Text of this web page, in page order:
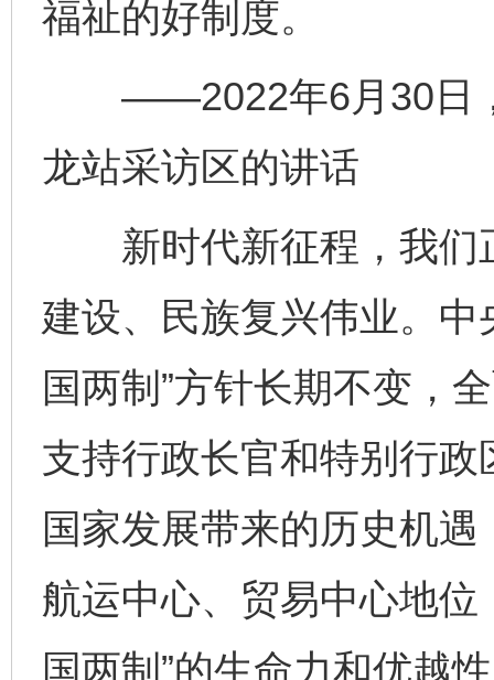
福祉的好制度。
——2022年6月30日，
龙站采访区的讲话
新时代新征程，我们
建设、民族复兴伟业。中
国两制”方针长期不变，
支持行政长官和特别行
国家发展带来的历史机
航运中心、贸易中心地位
国两制”的生命力和优越